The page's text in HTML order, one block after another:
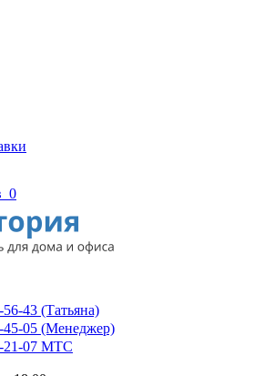
0
43 (Татьяна)
45-05 (Менеджер)
21-07 МТС